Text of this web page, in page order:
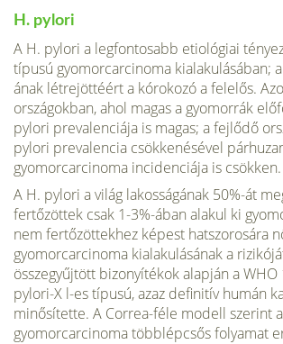
H. pylori
A H. pylori a legfontosabb etiológiai
típusú gyomorcarcinoma kialakulásában;
ának létrejöttéért a kórokozó a felelős.
országokban, ahol magas a gyomorrák
pylori prevalenciája is magas; a fejlődő
pylori prevalencia csökkenésével
gyomorcarcinoma incidenciája is csökken.
A H. pylori a világ lakosságának 50%-át
fertőzöttek csak 1-3%-ában alakul ki
nem fertő­zöttekhez képest hatszorosára
gyomorcarcinoma kialakulásának a
összegyűjtött bizonyítékok alapján a
pylori-X l-es típusú, azaz definitív humán
minősítette. A Correa-féle modell szerint a
gyomorcarcinoma többlépcsős folyamat